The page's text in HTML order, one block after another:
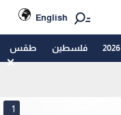
English
فلسطين طقس
1